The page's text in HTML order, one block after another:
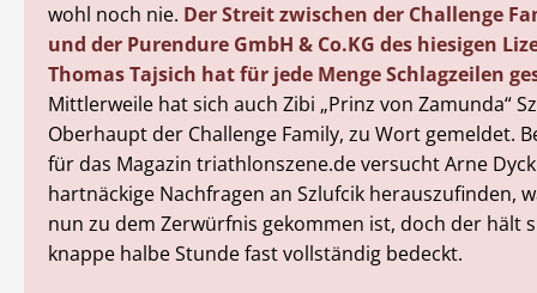
wohl noch nie. Der Streit zwischen der Challenge
und der Purendure GmbH & Co.KG des hiesigen
Thomas Tajsich hat für jede Menge Schlagzeilen
Mittlerweile hat sich auch Zibi „Prinz von Zamunda“
Oberhaupt der Challenge Family, zu Wort gemeldet.
für das Magazin triathlonszene.de versucht Arne
hartnäckige Nachfragen an Szlufcik herauszufinden,
nun zu dem Zerwürfnis gekommen ist, doch der hält
knappe halbe Stunde fast vollständig bedeckt.